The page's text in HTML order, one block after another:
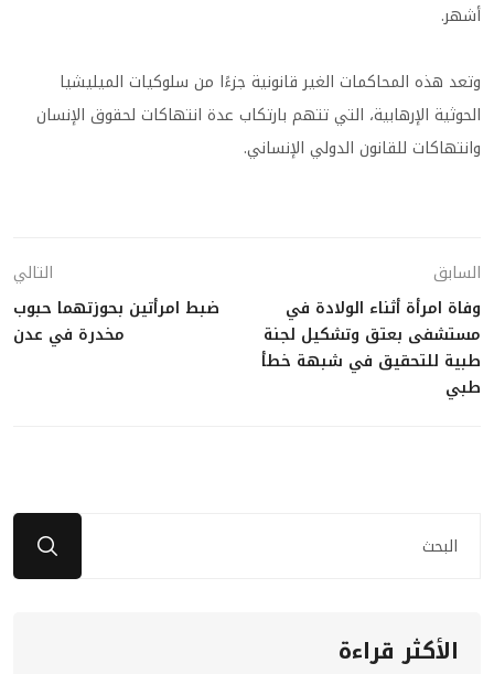
أشهر.
وتعد هذه المحاكمات الغير قانونية جزءًا من سلوكيات الميليشيا
الحوثية الإرهابية، التي تتهم بارتكاب عدة انتهاكات لحقوق الإنسان
وانتهاكات للقانون الدولي الإنساني.
السابق
وفاة امرأة أثناء الولادة في
مستشفى بعتق وتشكيل لجنة
طبية للتحقيق في شبهة خطأ
طبي
التالي
ضبط امرأتين بحوزتهما حبوب
مخدرة في عدن
الأكثر قراءة